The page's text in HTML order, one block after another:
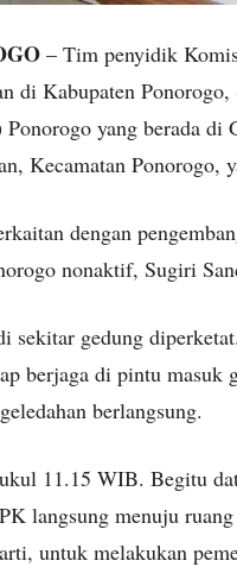
– Tim penyidik
di Kabupaten
yang berada di
Kecamatan Ponorogo,
dengan
nonaktif, Sugiri
sekitar gedung
berjaga di pintu masuk
berlangsung.
11.15 WIB. Begitu
langsung menuju
untuk melakukan